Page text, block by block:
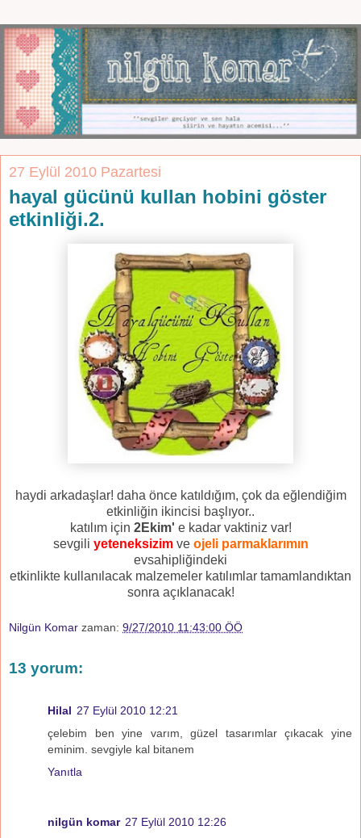
27 Eylül 2010 Pazartesi
hayal gücünü kullan hobini göster
etkinliği.2.
haydi arkadaşlar! daha önce katıldığım, çok da eğlendiğim
etkinliğin ikincisi başlıyor..
katılım için 2Ekim' e kadar vaktiniz var!
sevgili yeteneksizimve ojeli parmaklarımın
evsahipliğindeki
etkinlikte kullanılacak malzemeler katılımlar tamamlandıktan
sonra açıklanacak!
Nilgün Komar zaman: 9/27/2010 11:43:00 ÖÖ
13 yorum:
Hilal 27 Eylül 2010 12:21
çelebim ben yine varım, güzel tasarımlar çıkacak yine
eminim. sevgiyle kal bitanem
Yanıtla
nilgün komar 27 Eylül 2010 12:26